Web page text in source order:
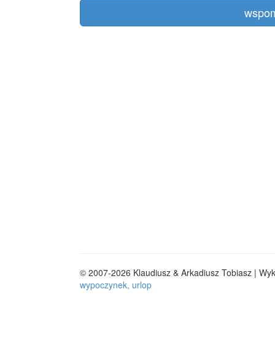
© 2007-2026 Klaudiusz & Arkadiusz Tobiasz |
wypoczynek, urlop